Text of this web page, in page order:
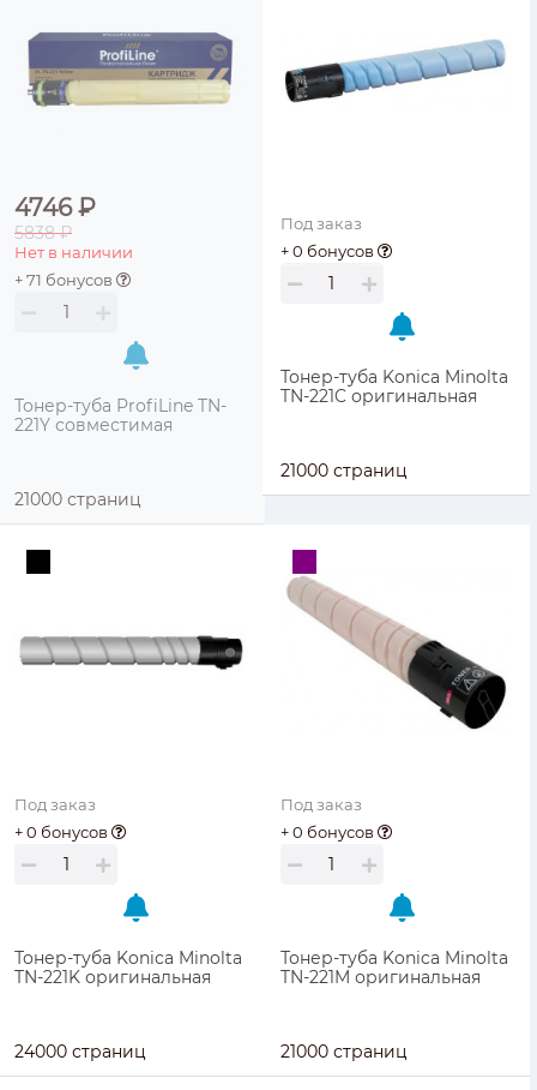
4746 ₽
5838 ₽
Нет в наличии
+ 71 бонусов
Тонер-туба ProfiLine TN-
221Y совместимая
21000 страниц
Под заказ
+ 0 бонусов
Тонер-туба Konica Minolta
TN-221C оригинальная
21000 страниц
Под заказ
+ 0 бонусов
Тонер-туба Konica Minolta
TN-221K оригинальная
24000 страниц
Под заказ
+ 0 бонусов
Тонер-туба Konica Minolta
TN-221M оригинальная
21000 страниц